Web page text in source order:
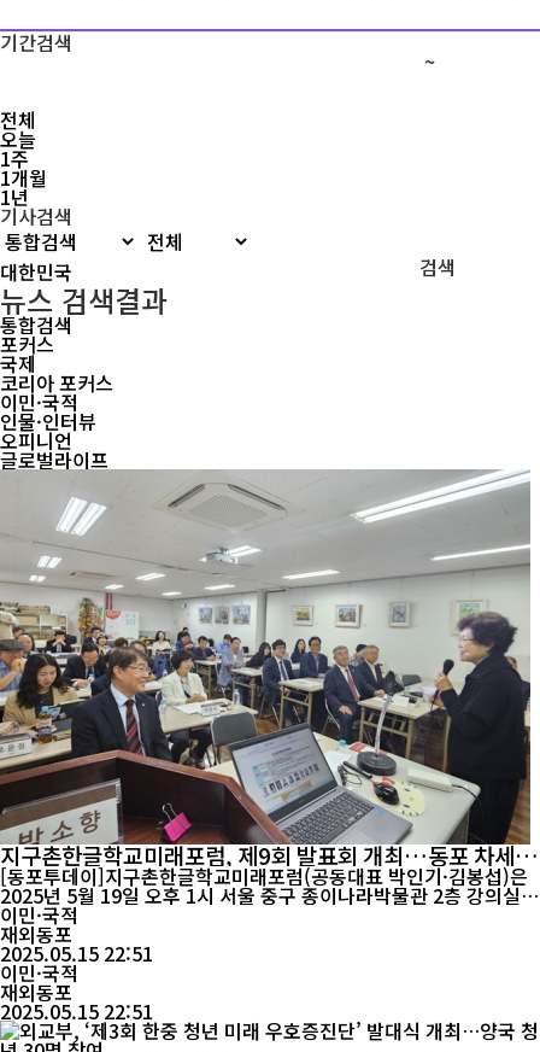
기간검색
~
전체
오늘
1주
1개월
1년
기사검색
검색
뉴스 검색결과
통합검색
포커스
국제
코리아 포커스
이민·국적
인물·인터뷰
오피니언
글로벌라이프
지구촌한글학교미래포럼, 제9회 발표회 개최…동포 차세대
정체성·미래 논의
[동포투데이]지구촌한글학교미래포럼(공동대표 박인기·김봉섭)은
2025년 5월 19일 오후 1시 서울 중구 종이나라박물관 2층 강의실에
서 제9회 발표회를 개최한다. 이번 행사는 국내외 재외동포 차세대
의 정체성 확립과 미래 역량 강화를 주제로 한 전문가들의 논의와 토
론의 장으로 마련됐다. 발표회 1부에서는 김경근 외교부 재외동포정
책위원회 위원(전 재외동포재단 이사장)이 ‘세계 속의 한국 – 외교의
중요성’을 주제...
이민·국적
재외동포
2025.05.15 22:51
이민·국적
재외동포
2025.05.15 22:51